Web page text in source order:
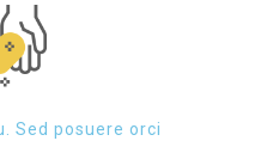
Sed posuere orci